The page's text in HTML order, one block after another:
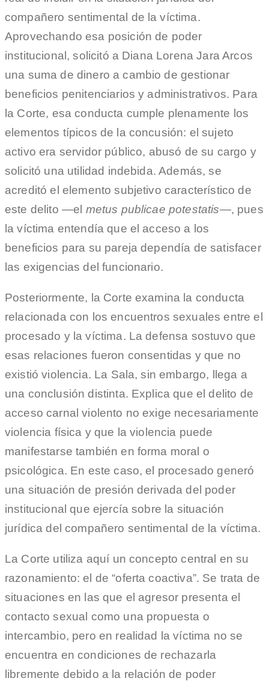
compañero sentimental de la víctima.
Aprovechando esa posición de poder
institucional, solicitó a Diana Lorena Jara Arcos
una suma de dinero a cambio de gestionar
beneficios penitenciarios y administrativos. Para
la Corte, esa conducta cumple plenamente los
elementos típicos de la concusión: el sujeto
activo era servidor público, abusó de su cargo y
solicitó una utilidad indebida. Además, se
acreditó el elemento subjetivo característico de
este delito —el metus publicae potestatis—, pues
la víctima entendía que el acceso a los
beneficios para su pareja dependía de satisfacer
las exigencias del funcionario.
Posteriormente, la Corte examina la conducta
relacionada con los encuentros sexuales entre el
procesado y la víctima. La defensa sostuvo que
esas relaciones fueron consentidas y que no
existió violencia. La Sala, sin embargo, llega a
una conclusión distinta. Explica que el delito de
acceso carnal violento no exige necesariamente
violencia física y que la violencia puede
manifestarse también en forma moral o
psicológica. En este caso, el procesado generó
una situación de presión derivada del poder
institucional que ejercía sobre la situación
jurídica del compañero sentimental de la víctima.
La Corte utiliza aquí un concepto central en su
razonamiento: el de “oferta coactiva”. Se trata de
situaciones en las que el agresor presenta el
contacto sexual como una propuesta o
intercambio, pero en realidad la víctima no se
encuentra en condiciones de rechazarla
libremente debido a la relación de poder